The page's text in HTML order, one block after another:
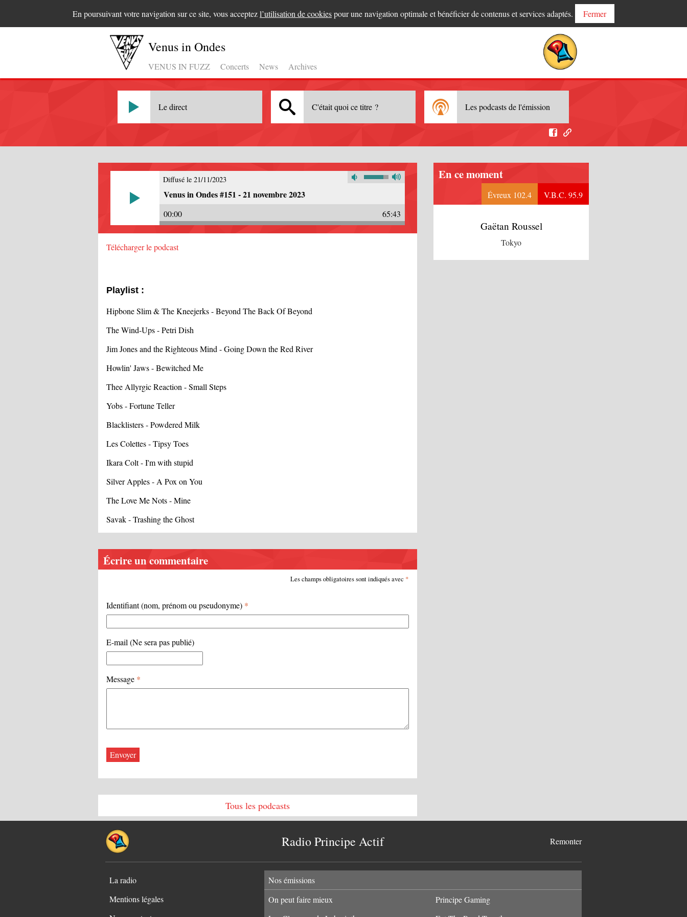
En poursuivant votre navigation sur ce site, vous acceptezl’utilisation de cookiespour une navigation optimale et bénéficier de contenus et services adaptés. Fermer
Venus in Ondes
VENUS IN FUZZ Concerts News Archives
Le direct C'était quoi ce titre ? Les podcasts de l'émission
Diffusé le 21/11/2023
Venus in Ondes #151 - 21 novembre 2023
00:00 65:43
Télécharger le podcast
Playlist :
Hipbone Slim & The Kneejerks - Beyond The Back Of Beyond
The Wind-Ups - Petri Dish
Jim Jones and the Righteous Mind - Going Down the Red River
Howlin' Jaws - Bewitched Me
Thee Allyrgic Reaction - Small Steps
Yobs - Fortune Teller
Blacklisters - Powdered Milk
Les Colettes - Tipsy Toes
Ikara Colt - I'm with stupid
Silver Apples - A Pox on You
The Love Me Nots - Mine
Savak - Trashing the Ghost
Écrire un commentaire
Les champs obligatoires sont indiqués avec *
Identifiant (nom, prénom ou pseudonyme) *
E-mail (Ne sera pas publié)
Message *
Tous les podcasts
En ce moment
Évreux 102.4 V.B.C. 95.9
Gaëtan Roussel
Tokyo
Radio Principe Actif Remonter
La radio
Mentions légales
Nos émissions
On peut faire mieux
Principe Gaming